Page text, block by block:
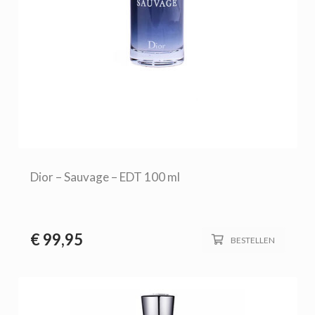
Dior – Sauvage – EDT 100 ml
€99,95 BESTELLEN